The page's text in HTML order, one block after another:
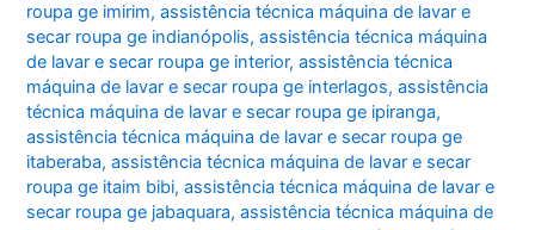
roupa ge imirim,assistência técnica máquina de lavar e
secar roupa ge indianópolis,assistência técnica máquina
de lavar e secar roupa ge interior,assistência técnica
máquina de lavar e secar roupa ge interlagos,assistência
técnica máquina de lavar e secar roupa ge ipiranga,
assistência técnica máquina de lavar e secar roupa ge
itaberaba,assistência técnica máquina de lavar e secar
roupa ge itaim bibi,assistência técnica máquina de lavar e
secar roupa ge jabaquara,assistência técnica máquina de